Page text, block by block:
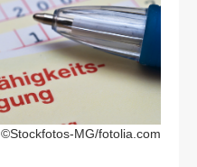
©Stockfotos-MG/fotolia.com